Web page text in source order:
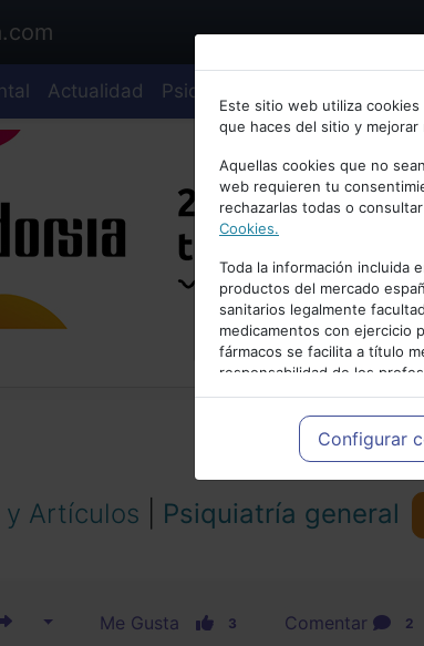
Bienvenid@ a
Escribe tu Email
Accede o regístrate con
Actualidad Psiquiatría
Este sitio web utiliza
que haces del sitio y
Aquellas cookies que no
web requieren tu
rechazarlas todas o
Cookies.
Toda la información incluida
productos del mercado
sanitarios legalmente
medicamentos con ejercicio
fármacos se facilita a título
responsabilidad de los
medicamentos y decidir, en
adecuado a las necesidades
Configurar
Artículos Psiquiatría general
Me Gusta 3 Comentar 2